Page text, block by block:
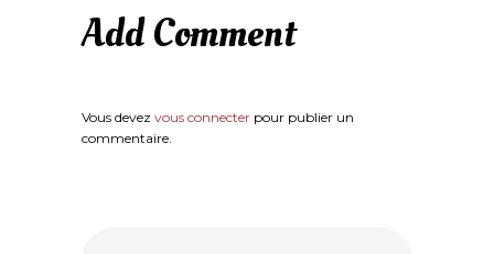
Add Comment
Vous devez vous connecter pour publier un
commentaire.